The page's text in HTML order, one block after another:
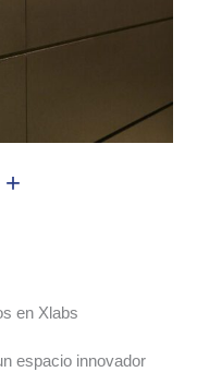
en Xlabs
espacio innovador